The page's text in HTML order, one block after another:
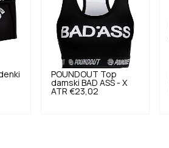
POUNDOUT Top
damski BAD ASS - X
ATR€23,02